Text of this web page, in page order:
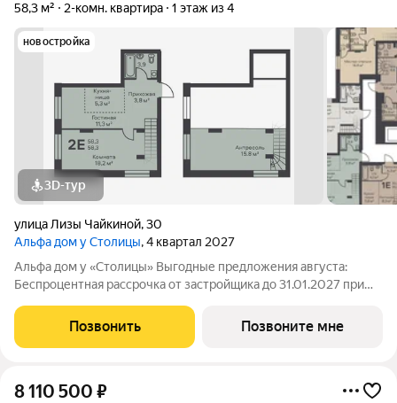
58,3 м²
2-комн. квартира 1 этаж из 4
новостройка
3D-тур
улица Лизы Чайкиной,30
Альфа дом у Столицы, 4 квартал 2027
Альфа дом у «Столицы» Выгодные предложения августа:
Беспроцентная рассрочка от застройщика до 31.01.2027 при
квартиры скидка до 500 т.р. Скидка 0,5% на каждого ребенка
до 18 лет Особые условия
Позвонить Позвоните мне
8 110 500 ₽